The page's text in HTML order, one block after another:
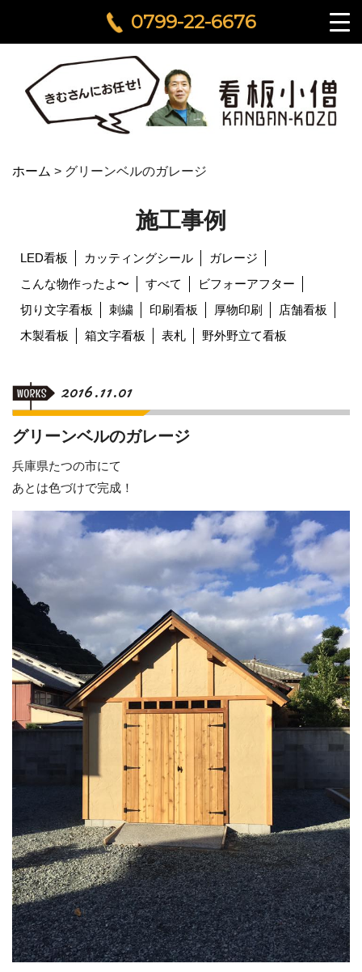
0799-22-6676
ホーム > グリーンベルのガレージ
施工事例
LED看板 カッティングシール
ガレージ
こんな物作ったよ〜
すべて
ビフォーアフター
切り文字看板
刺繍 印刷看板 厚物印刷
店舗看板
木製看板
箱文字看板 表札 野外野立て看板
2016.11.01
グリーンベルのガレージ
兵庫県たつの市にて
あとは色づけで完成！